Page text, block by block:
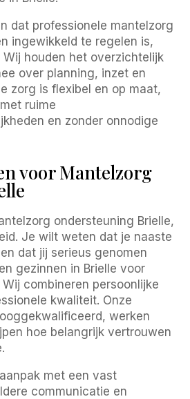
dat professionele mantelzorg
ingewikkeld te regelen is,
houden het overzichtelijk
over planning, inzet en
zorg is flexibel en op maat,
ruime
en zonder onnodige
voor Mantelzorg
ondersteuning Brielle,
Je wilt weten dat je naaste
dat jij serieus genomen
gezinnen in Brielle voor
combineren persoonlijke
kwaliteit. Onze
werken
hoe belangrijk vertrouwen
met een vast
communicatie en